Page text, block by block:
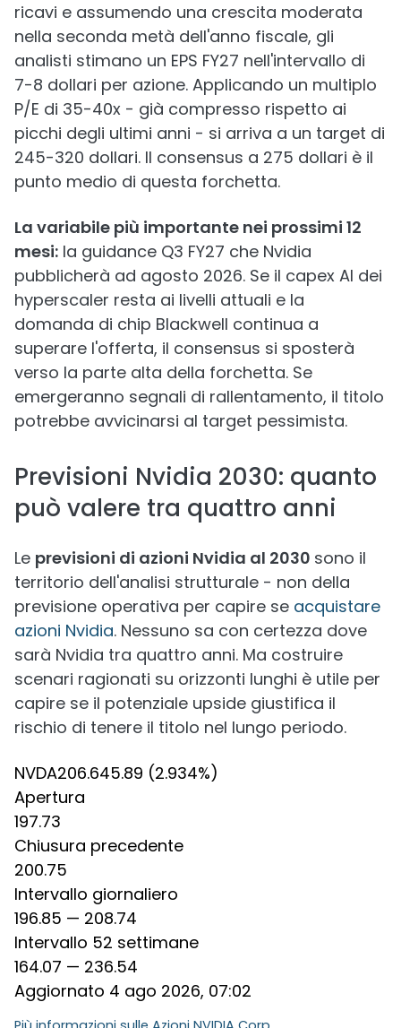
ricavi e assumendo una crescita moderata
nella seconda metà dell'anno fiscale, gli
analisti stimano un EPS FY27 nell'intervallo di
7-8 dollari per azione. Applicando un multiplo
P/E di 35-40x - già compresso rispetto ai
picchi degli ultimi anni - si arriva a un target di
245-320 dollari. Il consensus a 275 dollari è il
punto medio di questa forchetta.
La variabile più importante nei prossimi 12
mesi: la guidance Q3 FY27 che Nvidia
pubblicherà ad agosto 2026. Se il capex AI dei
hyperscaler resta ai livelli attuali e la
domanda di chip Blackwell continua a
superare l'offerta, il consensus si sposterà
verso la parte alta della forchetta. Se
emergeranno segnali di rallentamento, il titolo
potrebbe avvicinarsi al target pessimista.
Previsioni Nvidia 2030: quanto
può valere tra quattro anni
Le previsioni di azioni Nvidia al 2030 sono il
territorio dell'analisi strutturale - non della
previsione operativa per capire se acquistare
azioni Nvidia. Nessuno sa con certezza dove
sarà Nvidia tra quattro anni. Ma costruire
scenari ragionati su orizzonti lunghi è utile per
capire se il potenziale upside giustifica il
rischio di tenere il titolo nel lungo periodo.
NVDA206.645.89 (2.934%)
Apertura
197.73
Chiusura precedente
200.75
Intervallo giornaliero
196.85 — 208.74
Intervallo 52 settimane
164.07 — 236.54
Aggiornato 4 ago 2026, 07:02